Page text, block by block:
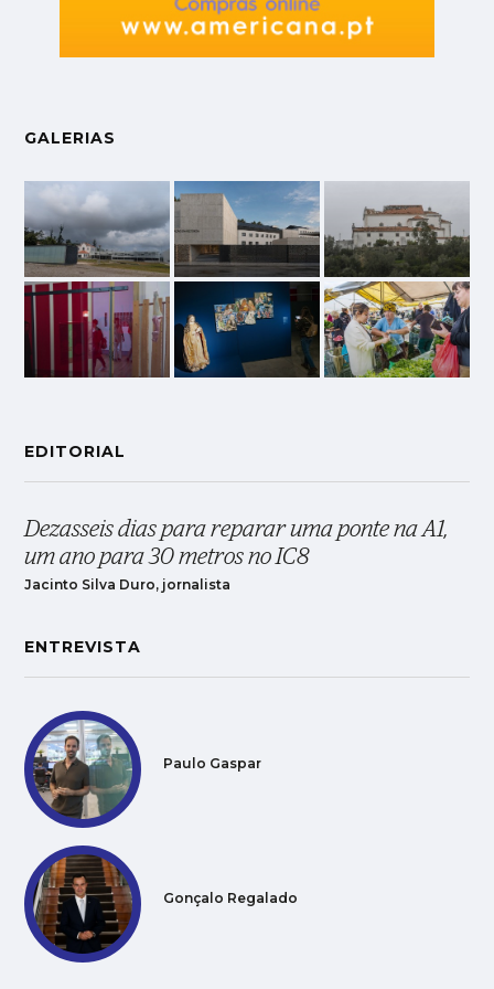
GALERIAS
EDITORIAL
Dezasseis dias para reparar uma ponte na A1,
um ano para 30 metros no IC8
Jacinto Silva Duro, jornalista
ENTREVISTA
Paulo Gaspar
Gonçalo Regalado